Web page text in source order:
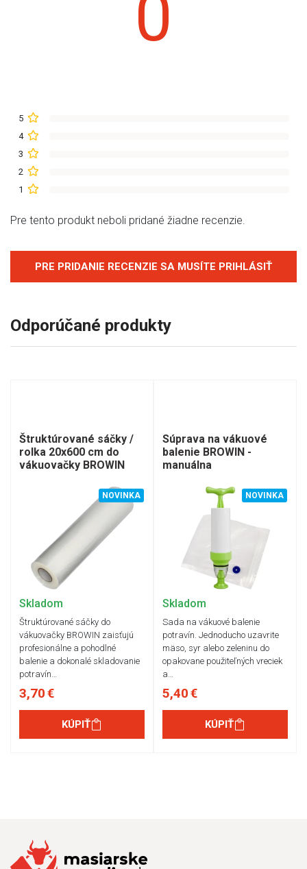
0
5
4
3
2
1
Pre tento produkt neboli pridané žiadne recenzie.
PRE PRIDANIE RECENZIE SA MUSÍTE PRIHLÁSIŤ
Odporúčané produkty
Štruktúrované sáčky /
rolka 20x600 cm do
vákuovačky BROWIN
NOVINKA
Skladom
Štruktúrované sáčky do
vákuovačky BROWIN zaisťujú
profesionálne a pohodlné
balenie a dokonalé skladovanie
potravín…
3,70 €
KÚPIŤ
Súprava na vákuové
balenie BROWIN -
manuálna
NOVINKA
Skladom
Sada na vákuové balenie
potravín. Jednoducho uzavrite
mäso, syr alebo zeleninu do
opakovane použiteľných vreciek
a…
5,40 €
KÚPIŤ